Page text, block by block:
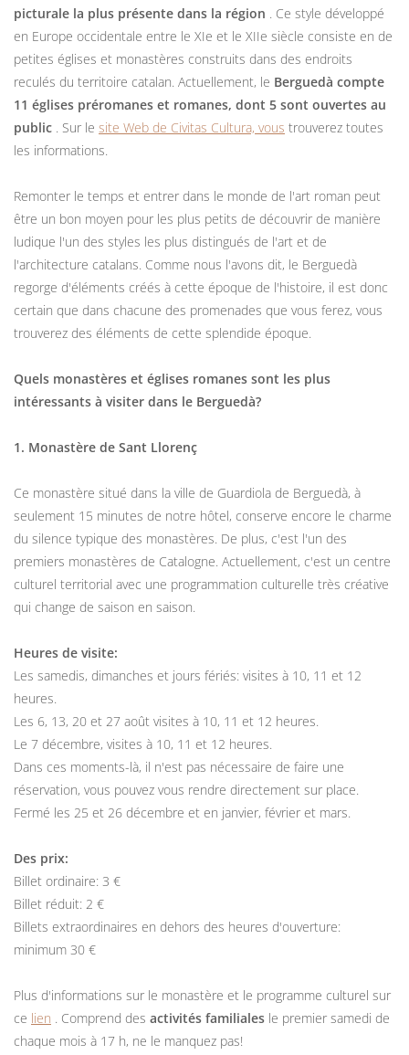
picturale la plus présente dans la région . Ce style développé
en Europe occidentale entre le XIe et le XIIe siècle consiste en de
petites églises et monastères construits dans des endroits
reculés du territoire catalan. Actuellement, le Berguedà compte
11 églises préromanes et romanes, dont 5 sont ouvertes au
public . Sur le site Web de Civitas Cultura, vous trouverez toutes
les informations.
Remonter le temps et entrer dans le monde de l'art roman peut
être un bon moyen pour les plus petits de découvrir de manière
ludique l'un des styles les plus distingués de l'art et de
l'architecture catalans. Comme nous l'avons dit, le Berguedà
regorge d'éléments créés à cette époque de l'histoire, il est donc
certain que dans chacune des promenades que vous ferez, vous
trouverez des éléments de cette splendide époque.
Quels monastères et églises romanes sont les plus
intéressants à visiter dans le Berguedà?
1. Monastère de Sant Llorenç
Ce monastère situé dans la ville de Guardiola de Berguedà, à
seulement 15 minutes de notre hôtel, conserve encore le charme
du silence typique des monastères. De plus, c'est l'un des
premiers monastères de Catalogne. Actuellement, c'est un centre
culturel territorial avec une programmation culturelle très créative
qui change de saison en saison.
Heures de visite:
Les samedis, dimanches et jours fériés: visites à 10, 11 et 12
heures.
Les 6, 13, 20 et 27 août visites à 10, 11 et 12 heures.
Le 7 décembre, visites à 10, 11 et 12 heures.
Dans ces moments-là, il n'est pas nécessaire de faire une
réservation, vous pouvez vous rendre directement sur place.
Fermé les 25 et 26 décembre et en janvier, février et mars.
Des prix:
Billet ordinaire: 3 €
Billet réduit: 2 €
Billets extraordinaires en dehors des heures d'ouverture:
minimum 30 €
Plus d'informations sur le monastère et le programme culturel sur
ce lien . Comprend des activités familiales le premier samedi de
chaque mois à 17 h, ne le manquez pas!